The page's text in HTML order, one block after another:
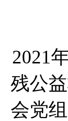
2021
残公
会党